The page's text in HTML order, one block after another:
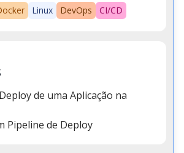
Linux DevOps CI/CD
de uma Aplicação na
Pipeline de Deploy